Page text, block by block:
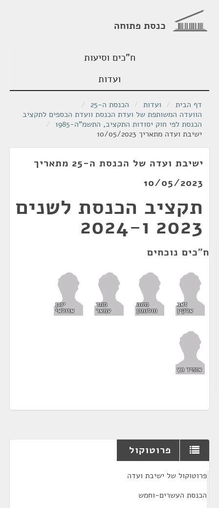
כנסת פתוחה
ח"כים וסיעות
ועדות
דף הבית / ועדות / הכנסת ה-25
/
הוועדה המשותפת של ועדת הכנסת וועדת הכספים לתקציב
הכנסת לפי חוק יסודות התקציב, התשמ"ה-1985
/
ישיבת ועדה מתאריך 10/05/2023
ישיבת ועדה של הכנסת ה-25 מתאריך
10/05/2023
תקציב הכנסת לשנים
2023 ו-2024
ח"כים נוכחים
זאב
אלקין
משה
סולומון
חמד
עמאר
ינון
אזולאי
אופיר כץ
פרוטוקול
פרוטוקול של ישיבת ועדה
הכנסת העשרים-וחמש